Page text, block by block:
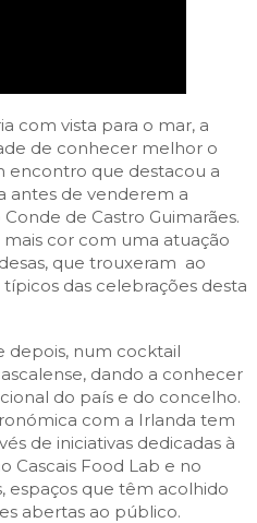
com vista para o mar, a
de conhecer melhor o
encontro que destacou a
antes de venderem a
de Castro Guimarães.
cor com uma atuação
que trouxeram ao
das celebrações desta
depois, num cocktail
dando a conhecer
do país e do concelho.
com a Irlanda tem
de iniciativas dedicadas à
Cascais Food Lab e no
espaços que têm acolhido
abertas ao público.